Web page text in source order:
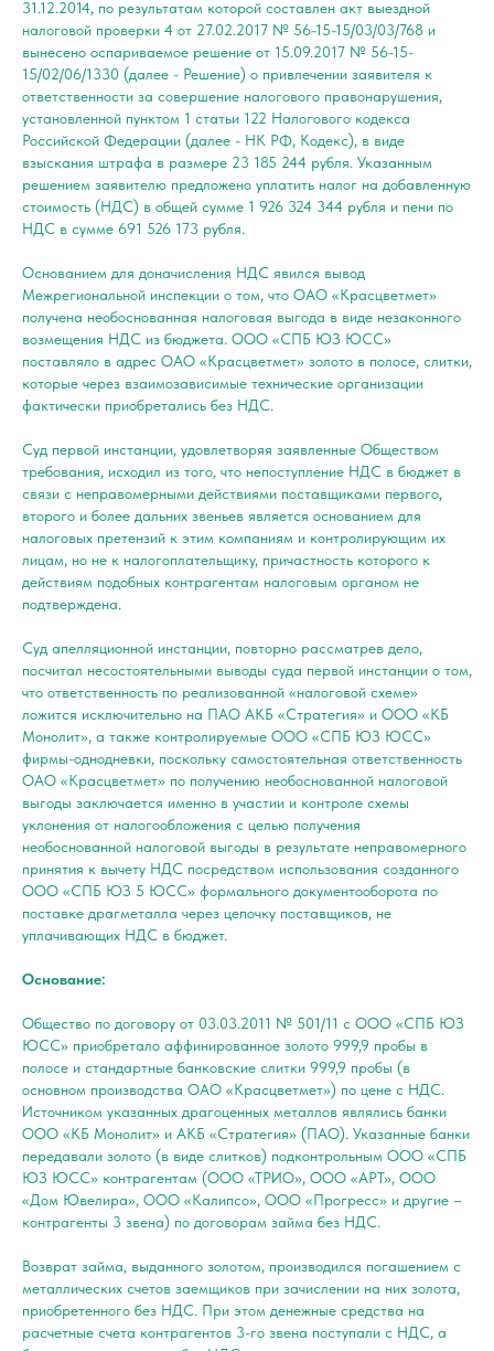
31.12.2014, по результатам которой составлен акт выездной
налоговой проверки 4 от 27.02.2017 № 56-15-15/03/03/768 и
вынесено оспариваемое решение от 15.09.2017 № 56-15-
15/02/06/1330 (далее - Решение) о привлечении заявителя к
ответственности за совершение налогового правонарушения,
установленной пунктом 1 статьи 122 Налогового кодекса
Российской Федерации (далее - НК РФ, Кодекс), в виде
взыскания штрафа в размере 23 185 244 рубля. Указанным
решением заявителю предложено уплатить налог на добавленную
стоимость (НДС) в общей сумме 1 926 324 344 рубля и пени по
НДС в сумме 691 526 173 рубля.
Основанием для доначисления НДС явился вывод
Межрегиональной инспекции о том, что ОАО «Красцветмет»
получена необоснованная налоговая выгода в виде незаконного
возмещения НДС из бюджета. ООО «СПБ ЮЗ ЮСС»
поставляло в адрес ОАО «Красцветмет» золото в полосе, слитки,
которые через взаимозависимые технические организации
фактически приобретались без НДС.
Суд первой инстанции, удовлетворяя заявленные Обществом
требования, исходил из того, что непоступление НДС в бюджет в
связи с неправомерными действиями поставщиками первого,
второго и более дальних звеньев является основанием для
налоговых претензий к этим компаниям и контролирующим их
лицам, но не к налогоплательщику, причастность которого к
действиям подобных контрагентам налоговым органом не
подтверждена.
Суд апелляционной инстанции, повторно рассматрев дело,
посчитал несостоятельными выводы суда первой инстанции о том,
что ответственность по реализованной «налоговой схеме»
ложится исключительно на ПАО АКБ «Стратегия» и ООО «КБ
Монолит», а также контролируемые ООО «СПБ ЮЗ ЮСС»
фирмы-однодневки, поскольку самостоятельная ответственность
ОАО «Красцветмет» по получению необоснованной налоговой
выгоды заключается именно в участии и контроле схемы
уклонения от налогообложения с целью получения
необоснованной налоговой выгоды в результате неправомерного
принятия к вычету НДС посредством использования созданного
ООО «СПБ ЮЗ 5 ЮСС» формального документооборота по
поставке драгметалла через цепочку поставщиков, не
уплачивающих НДС в бюджет.
Основание:
Общество по договору от 03.03.2011 № 501/11 с ООО «СПБ ЮЗ
ЮСС» приобретало аффинированное золото 999,9 пробы в
полосе и стандартные банковские слитки 999,9 пробы (в
основном производства ОАО «Красцветмет») по цене с НДС.
Источником указанных драгоценных металлов являлись банки
ООО «КБ Монолит» и АКБ «Стратегия» (ПАО). Указанные банки
передавали золото (в виде слитков) подконтрольным ООО «СПБ
ЮЗ ЮСС» контрагентам (ООО «ТРИО», ООО «АРТ», ООО
«Дом Ювелира», ООО «Калипсо», ООО «Прогресс» и другие –
контрагенты 3 звена) по договорам займа без НДС.
Возврат займа, выданного золотом, производился погашением с
металлических счетов заемщиков при зачислении на них золота,
приобретенного без НДС. При этом денежные средства на
расчетные счета контрагентов 3-го звена поступали с НДС, а